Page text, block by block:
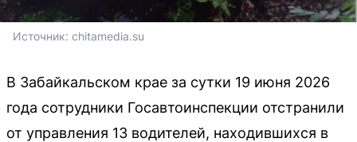
Источник: chitamedia.su
В Забайкальском крае за сутки 19 июня 2026
года сотрудники Госавтоинспекции отстранили
от управления 13 водителей, находившихся в